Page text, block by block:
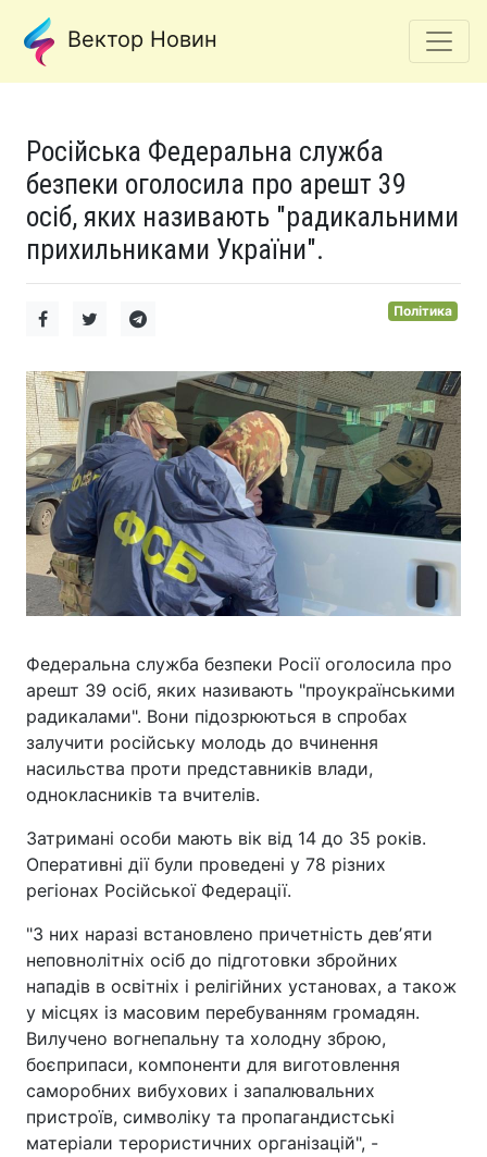
Вектор Новин
Російська Федеральна служба
безпеки оголосила про арешт 39
осіб, яких називають "радикальними
прихильниками України".
Політика
Федеральна служба безпеки Росії оголосила про
арешт 39 осіб, яких називають "проукраїнськими
радикалами". Вони підозрюються в спробах
залучити російську молодь до вчинення
насильства проти представників влади,
однокласників та вчителів.
Затримані особи мають вік від 14 до 35 років.
Оперативні дії були проведені у 78 різних
регіонах Російської Федерації.
"З них наразі встановлено причетність девʼяти
неповнолітніх осіб до підготовки збройних
нападів в освітніх і релігійних установах, а також
у місцях із масовим перебуванням громадян.
Вилучено вогнепальну та холодну зброю,
боєприпаси, компоненти для виготовлення
саморобних вибухових і запалювальних
пристроїв, символіку та пропагандистські
матеріали терористичних організацій", -